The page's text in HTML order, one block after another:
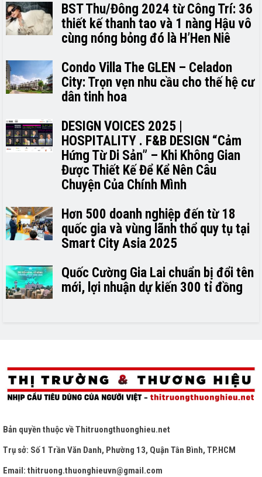
BST Thu/Đông 2024 từ Công Trí: 36
thiết kế thanh tao và 1 nàng Hậu vô
cùng nóng bỏng đó là H’H­­­­en Niê
Condo Villa The GLEN – Celadon
City: Trọn vẹn nhu cầu cho thế hệ cư
dân tinh hoa
DESIGN VOICES 2025 |
HOSPITALITY . F&B DESIGN “Cảm
Hứng Từ Di Sản” – Khi Không Gian
Được Thiết Kế Để Kể Nên Câu
Chuyện Của Chính Mình
Hơn 500 doanh nghiệp đến từ 18
quốc gia và vùng lãnh thổ quy tụ tại
Smart City Asia 2025
Quốc Cường Gia Lai chuẩn bị đổi tên
mới, lợi nhuận dự kiến 300 tỉ đồng
Bản quyền thuộc vềThitruongthuonghieu.net
Trụ sở: Số 1 Trần Văn Danh, Phường 13, Quận Tân Bình, TP.HCM
Email: thitruong.thuonghieuvn@gmail.com